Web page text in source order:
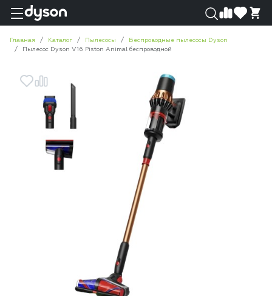
Главная Каталог Пылесосы
Беспроводные пылесосы Dyson
Пылесос Dyson V16 Piston Animal беспроводной